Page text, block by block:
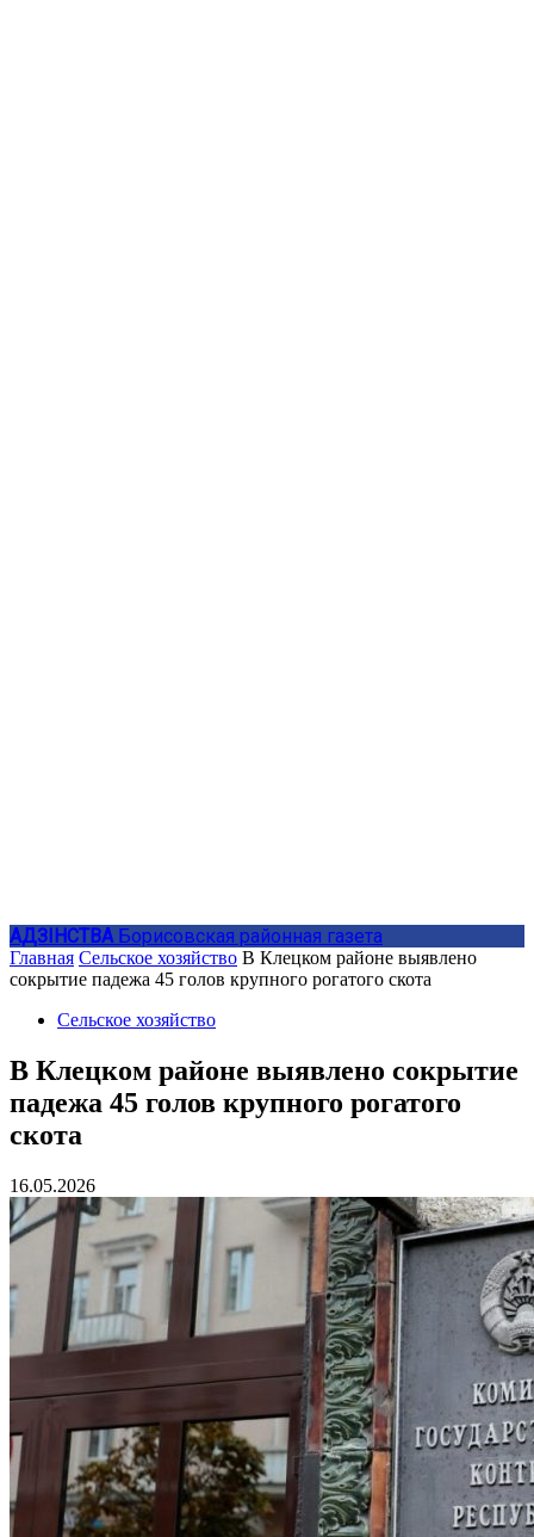
АДЗIНСТВА Борисовская районная газета
Главная Сельское хозяйство В Клецком районе выявлено
сокрытие падежа 45 голов крупного рогатого скота
Сельское хозяйство
В Клецком районе выявлено сокрытие
падежа 45 голов крупного рогатого
скота
16.05.2026